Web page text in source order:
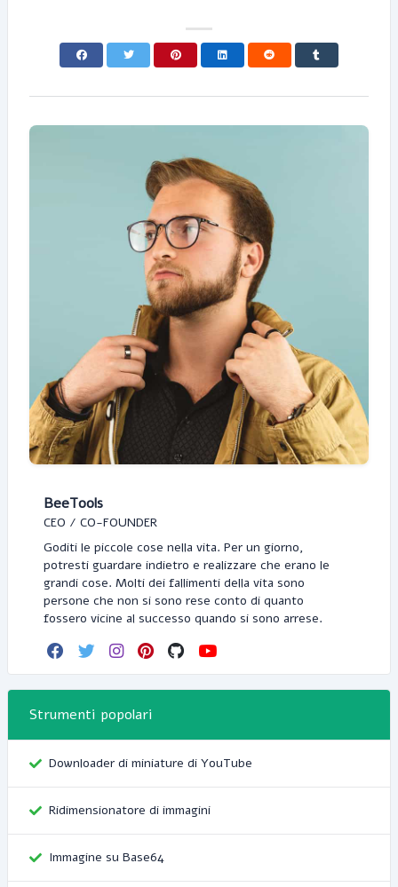
BeeTools
CEO / CO-FOUNDER
Goditi le piccole cose nella vita. Per un giorno,
potresti guardare indietro e realizzare che erano le
grandi cose. Molti dei fallimenti della vita sono
persone che non si sono rese conto di quanto
fossero vicine al successo quando si sono arrese.
Strumenti popolari
Downloader di miniature di YouTube
Ridimensionatore di immagini
Immagine su Base64